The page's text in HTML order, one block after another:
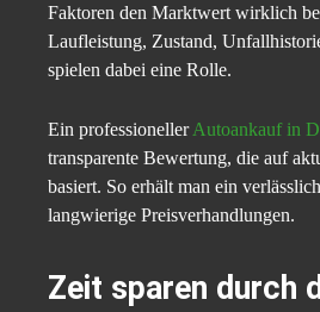
Faktoren den Marktwert wirklich
Laufleistung, Zustand,
spielen dabei eine Rolle.
Ein professionellerAutoankauf in
transparente Bewertung, die auf
basiert. So erhält man ein
langwierige Preisverhandlungen.
Zeit sparen durch